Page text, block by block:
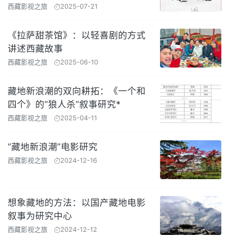
西藏影视之旅 2025-07-21
《拉萨甜茶馆》：以轻喜剧的方式
讲述西藏故事
西藏影视之旅 2025-06-10
藏地新浪潮的双向耕拓：《一个和
四个》的“狼人杀”叙事研究*
西藏影视之旅 2025-04-11
“藏地新浪潮”电影研究
西藏影视之旅 2024-12-16
想象藏地的方法：以国产藏地电影
叙事为研究中心
西藏影视之旅 2024-12-12